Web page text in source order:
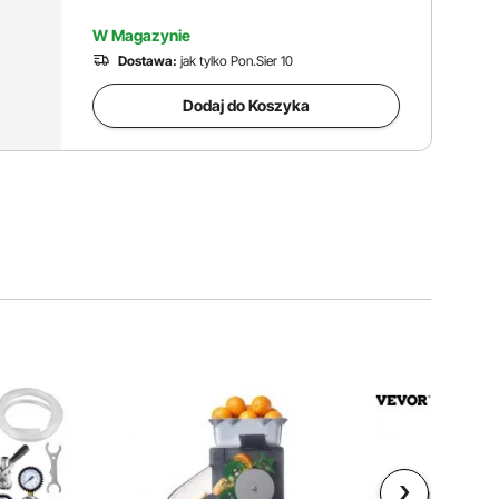
W Magazynie
Dostawa: jak tylko Pon.Sier 10
Dodaj do Koszyka